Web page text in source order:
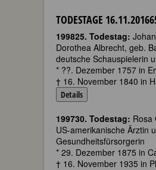
TODESTAGE
199825. Todestag:
Dorothea Albrecht, geb.
deutsche Schauspielerin
* ??. Dezember 1757 in
† 16. November 1840 in
Details
199730. Todestag: Rosa
US-amerikanische Ärztin
Gesundheitsfürsorgerin
* 29. Dezember 1875 in
† 16. November 1935 in